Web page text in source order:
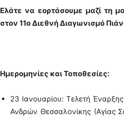
Ελάτε να εορτάσουμε μαζί τη
στον 11ο Διεθνή Διαγωνισμό
Ημερομηνίες και Τοποθεσίες:
23 Ιανουαρίου: Τελετή
Ανδρών Θεσσαλονίκης (Αγίας